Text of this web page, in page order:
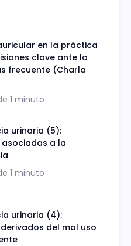
en la práctica
clave ante la
frecuente (Charla
1 minuto
urinaria (5):
a la
1 minuto
urinaria (4):
del mal uso